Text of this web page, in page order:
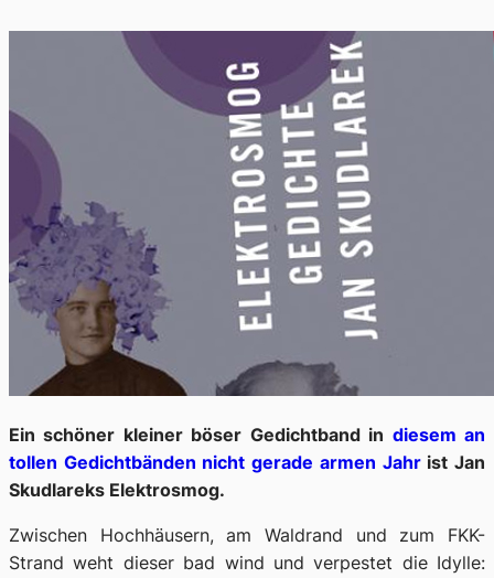
Ein schöner kleiner böser Gedichtband in diesem an
tollen Gedichtbänden nicht gerade armen Jahrist Jan
Skudlareks Elektrosmog.
Zwischen Hochhäusern, am Waldrand und zum FKK-
Strand weht dieser bad wind und verpestet die Idylle: